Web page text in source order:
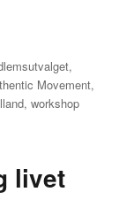
,
Movement,
,workshop
livet